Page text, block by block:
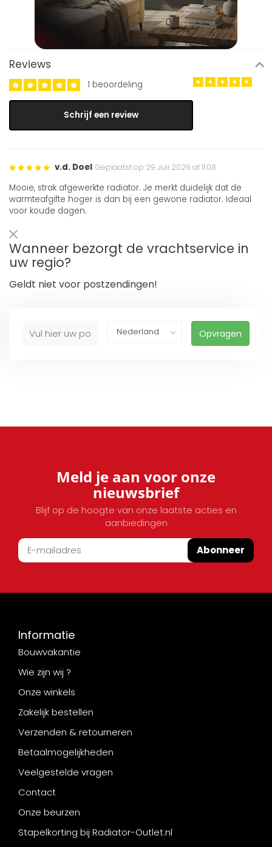
Reviews
1 beoordeling
Schrijf een review
v.d. Doel Geplaatst op 29 Juli 2026 at 11:08
Mooie, strak afgewerkte radiator. Je merkt duidelijk dat de
warmteafgifte hoger is dan bij een gewone radiator. Ideaal
voor koude dagen.
Wanneer bezorgt de vrachtservice in
uw regio?
Geldt niet voor postzendingen!
Opvragen
Meld je aan voor onze
nieuwsbrief
Blijf op de hoogte van onze laatste acties en
aanbiedingen
Abonneer
Informatie
Bouwvakantie
Wie zijn wij ?
Onze winkels
Zakelijk bestellen
Verzenden & retourneren
Betaalmogelijkheden
Veelgestelde vragen
Contact
Onze beurzen
Stapelkorting bij Radiator-Outlet.nl